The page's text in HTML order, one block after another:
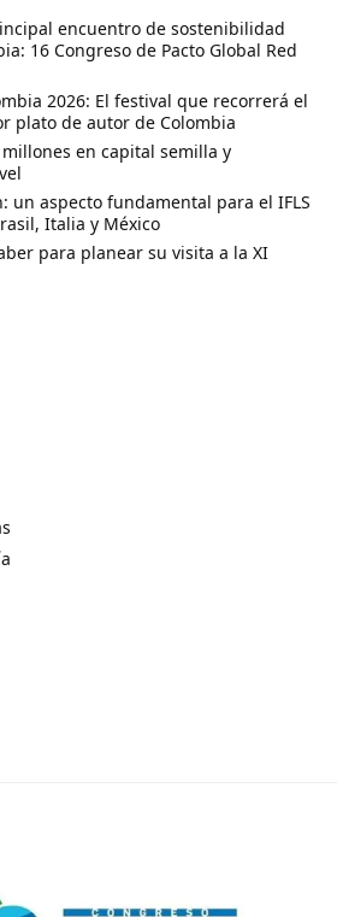
encuentro de sostenibilidad
16 Congreso de Pacto Global Red
2026: El festival que recorrerá el
plato de autor de Colombia
en capital semilla y
un aspecto fundamental para el IFLS
Italia y México
para planear su visita a la XI